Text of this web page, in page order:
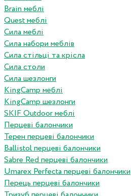
Brain меблі
Quest меблі
Сила меблі
Сила набори меблів
Сила стільці та крісла
Сила столи
Сила шезлонги
KingCamp меблі
KingCamp шезлонги
SKIF Outdoor меблі
Перцеві балончики
Терен перцеві балончики
Ballistol перцеві балончики
Sabre Red перцеві балончики
Umarex Perfecta перцеві балончики
Перець перцеві балончики